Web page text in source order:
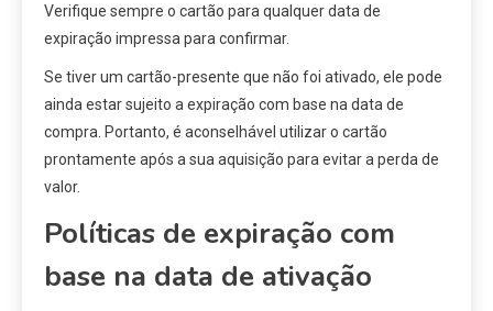
Verifique sempre o cartão para qualquer data de
expiração impressa para confirmar.
Se tiver um cartão-presente que não foi ativado, ele pode
ainda estar sujeito a expiração com base na data de
compra. Portanto, é aconselhável utilizar o cartão
prontamente após a sua aquisição para evitar a perda de
valor.
Políticas de expiração com
base na data de ativação